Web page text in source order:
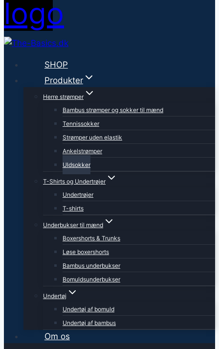
SHOP
Produkter
Herre strømper
Bambus strømper og sokker til mænd
Tennissokker
Strømper uden elastik
Ankelstrømper
Uldsokker
T-Shirts og Undertrøjer
Undertrøjer
T-shirts
Underbukser til mænd
Boxershorts & Trunks
Løse boxershorts
Bambus underbukser
Bomuldsunderbukser
Undertøj
Undertøj af bomuld
Undertøj af bambus
Om os